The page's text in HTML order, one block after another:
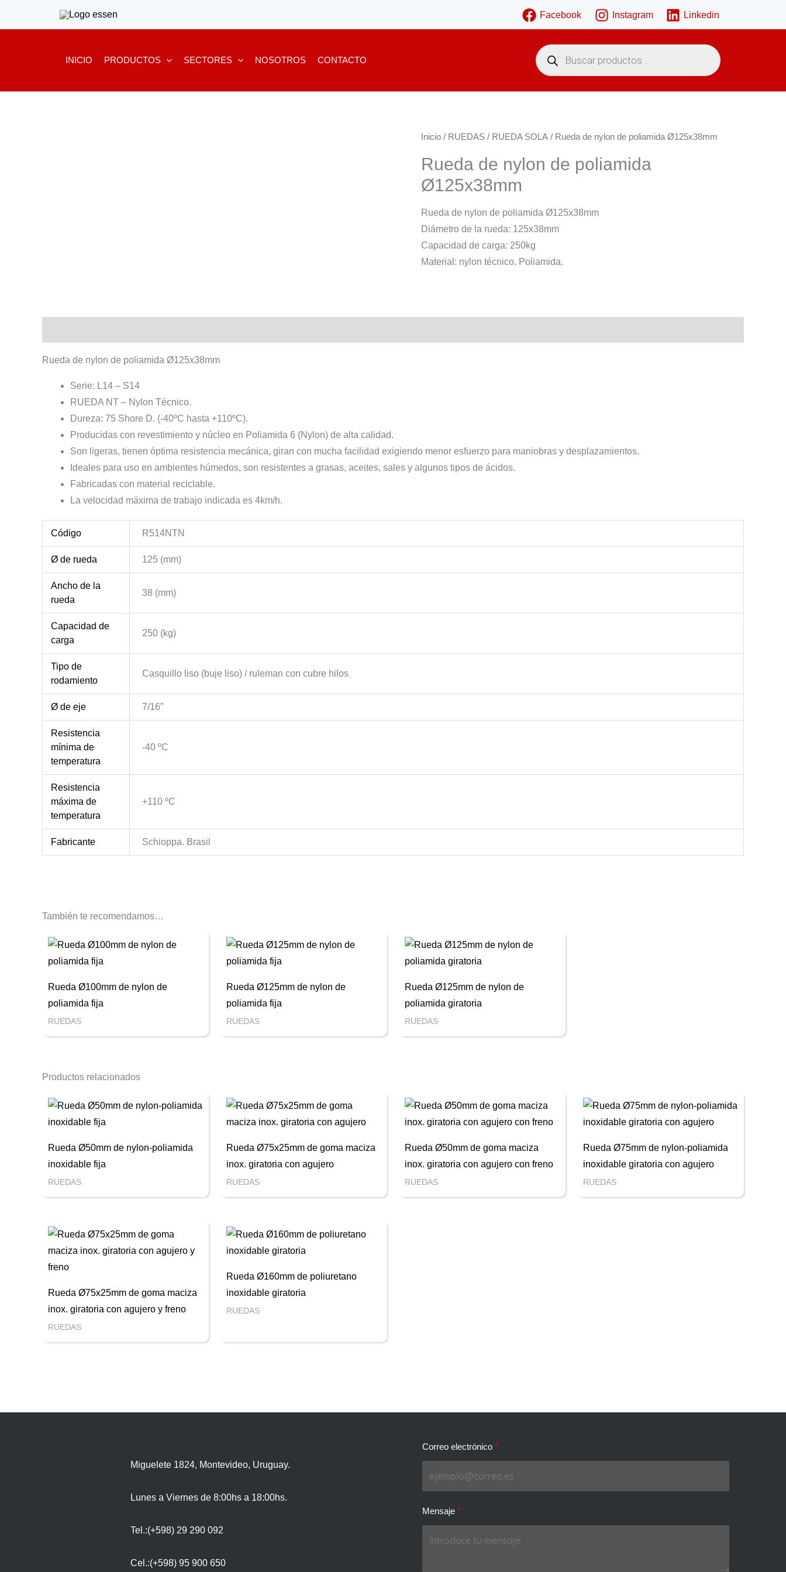
Facebook Instagram Linkedin
INICIO PRODUCTOS SECTORES NOSOTROS CONTACTO
B
ú
s
e
e
p
o
d
o
s
Inicio / RUEDAS / RUEDA SOLA / Rueda de nylon de poliamida Ø125x38mm
Rueda de nylon de poliamida
Ø125x38mm
Rueda de nylon de poliamida Ø125x38mm
Diámetro de la rueda: 125x38mm
Capacidad de carga: 250kg
Material: nylon técnico. Poliamida.
Rueda de nylon de poliamida Ø125x38mm
Serie: L14 – S14
RUEDA NT – Nylon Técnico.
Dureza: 75 Shore D. (-40ºC hasta +110ºC).
Producidas con revestimiento y núcleo en Poliamida 6 (Nylon) de alta calidad.
Son ligeras, tienen óptima resistencia mecánica, giran con mucha facilidad exigiendo menor esfuerzo para maniobras y desplazamientos.
Ideales para uso en ambientes húmedos, son resistentes a grasas, aceites, sales y algunos tipos de ácidos.
Fabricadas con material reciclable.
La velocidad máxima de trabajo indicada es 4km/h.
Código R514NTN
Ø de rueda 125 (mm)
Ancho de la
rueda
38 (mm)
Capacidad de
carga
250 (kg)
Tipo de
rodamiento
Casquillo liso (buje liso) / ruleman con cubre hilos
Ø de eje 7/16”
Resistencia
mínima de
temperatura
-40 ºC
Resistencia
máxima de
temperatura
+110 ºC
Fabricante Schioppa. Brasil
También te recomendamos…
Rueda Ø100mm de nylon de
poliamida fija
RUEDAS
Rueda Ø125mm de nylon de
poliamida fija
RUEDAS
Rueda Ø125mm de nylon de
poliamida giratoria
RUEDAS
Productos relacionados
Rueda Ø50mm de nylon-poliamida
inoxidable fija
RUEDAS
Rueda Ø75x25mm de goma maciza
inox. giratoria con agujero
RUEDAS
Rueda Ø50mm de goma maciza
inox. giratoria con agujero con freno
RUEDAS
Rueda Ø75mm de nylon-poliamida
inoxidable giratoria con agujero
RUEDAS
Rueda Ø75x25mm de goma maciza
inox. giratoria con agujero y freno
RUEDAS
Rueda Ø160mm de poliuretano
inoxidable giratoria
RUEDAS
Miguelete 1824, Montevideo, Uruguay.
Lunes a Viernes de 8:00hs a 18:00hs.
Tel.:(+598) 29 290 092
Cel.:(+598) 95 900 650
Correo electrónico
Mensaje